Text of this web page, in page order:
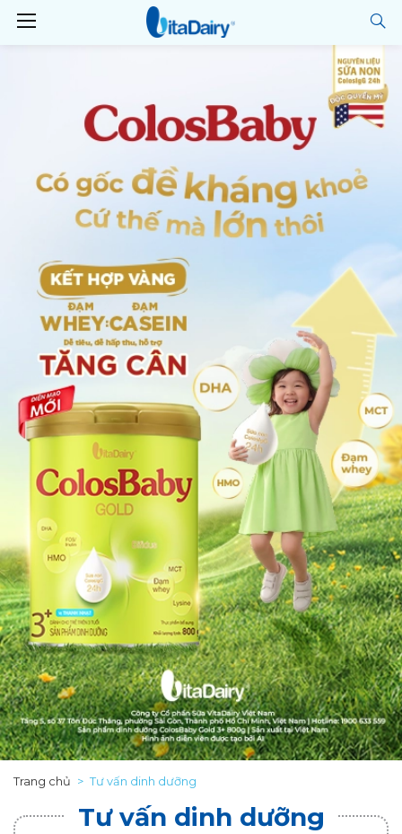
Trang chủ Tư vấn dinh dưỡng
Tư vấn dinh dưỡng